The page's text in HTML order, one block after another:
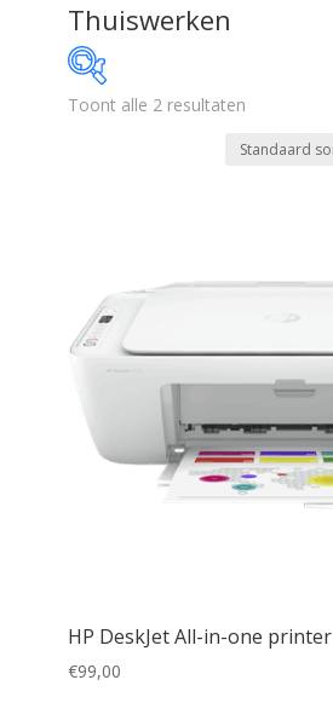
Thuiswerken
Toont alle 2 resultaten
HP DeskJet All-in-one printer
€99,00